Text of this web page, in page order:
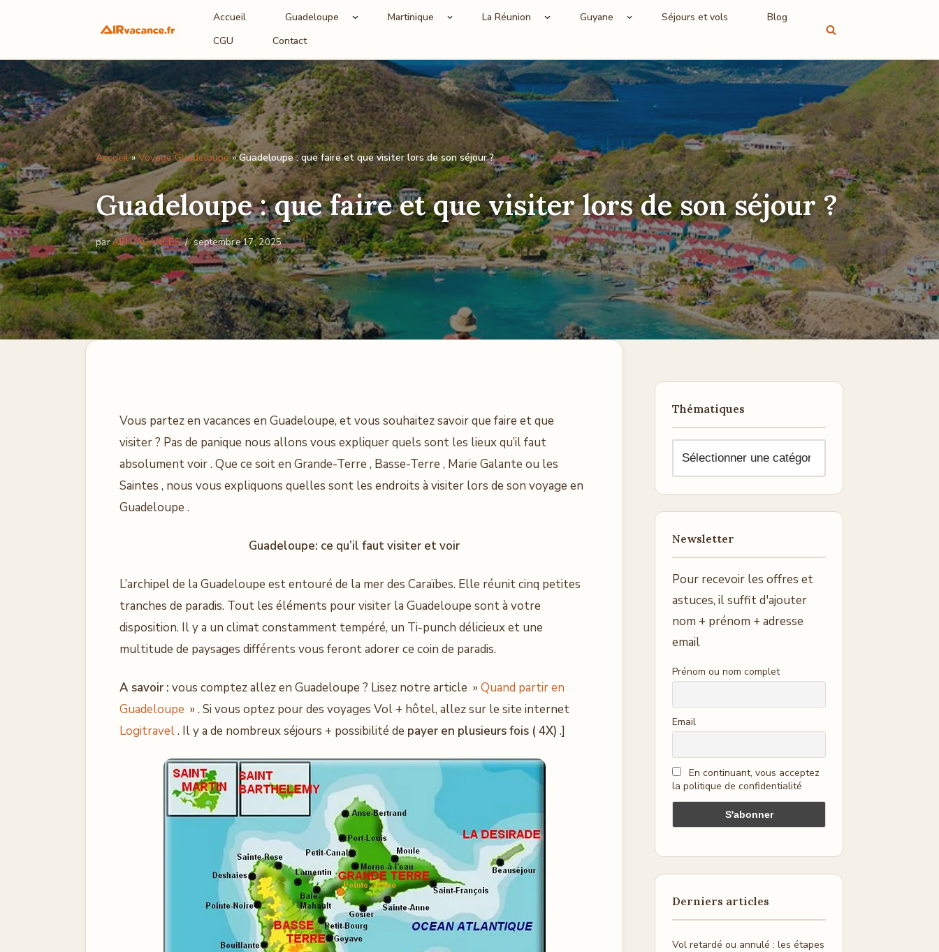
au
contenu
Accueil Guadeloupe Martinique La Réunion Guyane Séjours et vols
Blog
CGU
Contact
Accueil»Voyage Guadeloupe»Guadeloupe : que faire et que visiter lors de son séjour ?
Guadeloupe : que faire et que visiter lors de son séjour ?
parAIR VACANCES septembre 17, 2025
Vous partez en vacances en Guadeloupe, et vous souhaitez savoir que faire et que
visiter ? Pas de panique nous allons vous expliquer quels sont les lieux qu’il faut
absolument voir . Que ce soit en Grande-Terre , Basse-Terre , Marie Galante ou les
Saintes , nous vous expliquons quelles sont les endroits à visiter lors de son voyage en
Guadeloupe .
Guadeloupe: ce qu’il faut visiter et voir
L’archipel de la Guadeloupe est entouré de la mer des Caraïbes. Elle réunit cinq petites
tranches de paradis. Tout les éléments pour visiter la Guadeloupe sont à votre
disposition. Il y a un climat constamment tempéré, un Ti-punch délicieux et une
multitude de paysages différents vous feront adorer ce coin de paradis.
A savoir : vous comptez allez en Guadeloupe ? Lisez notre article » Quand partir en
Guadeloupe » . Si vous optez pour des voyages Vol + hôtel, allez sur le site internet
Logitravel. Il y a de nombreux séjours + possibilité de payer en plusieurs fois ( 4X) .]
Thématiques
Newsletter
Pour recevoir les offres et
astuces, il suffit d'ajouter
nom + prénom + adresse
email
Prénom ou nom complet
Email
En continuant, vous acceptez
la politique de confidentialité
Derniers articles
Vol retardé ou annulé : les étapes